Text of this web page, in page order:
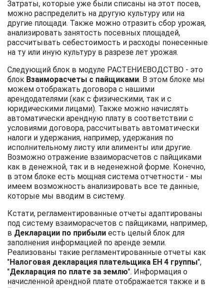
Затраты, которые уже были списаны на этот посев,
можно распределить на другую культуру или на
другие площади. Также можно отразить сбор урожая,
анализировать занятость посевных площадей,
рассчитывать себестоимость и расходы понесенные
на ту или иную культуру в разрезе лет урожая.
Следующий блок в модуле РАСТЕНИЕВОДСТВО - это
блок Взаиморасчеты с пайщиками. В этом блоке мы
можем отображать договора с нашими
арендодателями (как с физическими, так и с
юридическими лицами). Также можно начислять
автоматически арендную плату в соответствии с
условиями договора, рассчитывать автоматически
налоги и удержания, например, удержания по
исполнительному листу или алименты или другие.
Возможно отражение взаиморасчетов с пайщиками
как в денежной, так и в неденежной форме. Конечно,
в этом блоке есть мощная система отчетности - мы
имеем возможность анализировать все те данные,
которые мы вводим в систему.
Кстати, регламентированные отчеты адаптированы
под систему взаиморасчетов с пайщиками, например,
в Декларации по прибыли есть целый блок для
заполнения информацией по аренде земли.
Реализованы такие регламентированные отчеты как
"Налоговая декларация плательщика ЕН 4 группы",
"Декларация по плате за землю". Информация о
начисленной арендной плате отображается также и в